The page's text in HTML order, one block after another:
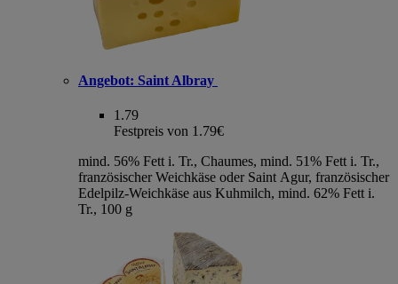
Angebot: Saint Albray
1.79
Festpreis von 1.79€
mind. 56% Fett i. Tr., Chaumes, mind. 51% Fett i. Tr.,
französischer Weichkäse oder Saint Agur, französischer
Edelpilz-Weichkäse aus Kuhmilch, mind. 62% Fett i.
Tr., 100 g